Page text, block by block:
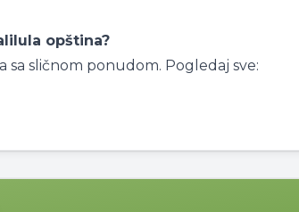
opština?
sa sličnom ponudom. Pogledaj sve: